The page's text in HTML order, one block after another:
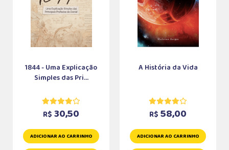
1844 - Uma Explicação
Simples das Pri...
R$ 30,50
ADICIONAR AO CARRINHO
A História da Vida
R$ 58,00
ADICIONAR AO CARRINHO